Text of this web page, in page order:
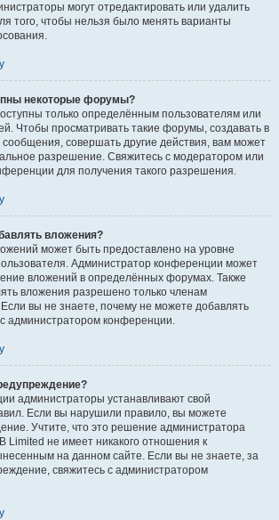
могут отредактировать или удалить
того, чтобы нельзя было менять варианты
некоторые форумы?
только определённым пользователям или
Чтобы просматривать такие форумы, создавать в
совершать другие действия, вам может
разрешение. Свяжитесь с модератором или
для получения такого разрешения.
вложения?
может быть предоставлено на уровне
Администратор конференции может
вложений в определённых форумах. Также
вложения разрешено только членам
вы не знаете, почему не можете добавлять
администратором конференции.
администраторы устанавливают свой
Если вы нарушили правило, вы можете
Учтите, что это решение администратора
Limited не имеет никакого отношения к
на данном сайте. Если вы не знаете, за
свяжитесь с администратором